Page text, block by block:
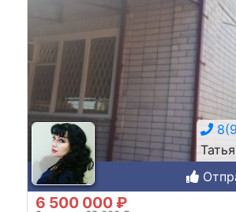
6 500 000 ₽